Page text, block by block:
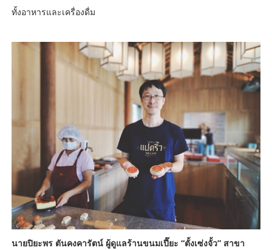
ทั้งอาหารและเครื่องดื่ม
นายปิยะพร ตันคงคารัตน์ ผู้ดูแลร้านขนมเปี๊ยะ “ตั้งเซ่งจั้ว” สาขา